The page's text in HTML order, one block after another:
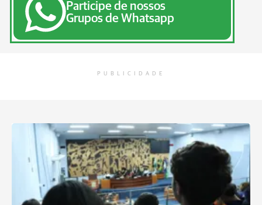
Participe de nossos
Grupos de Whatsapp
PUBLICIDADE